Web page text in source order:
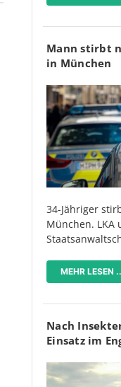
Mann stirbt
in München
34-Jähriger
München. LKA
MEHR LESEN
Nach
Einsatz im